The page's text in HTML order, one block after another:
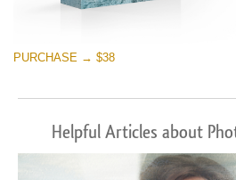
PURCHASE → $38
Helpful Articles about